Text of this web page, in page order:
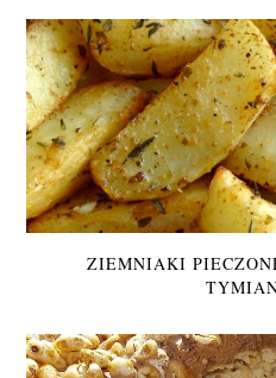
ZIEMNIAKI